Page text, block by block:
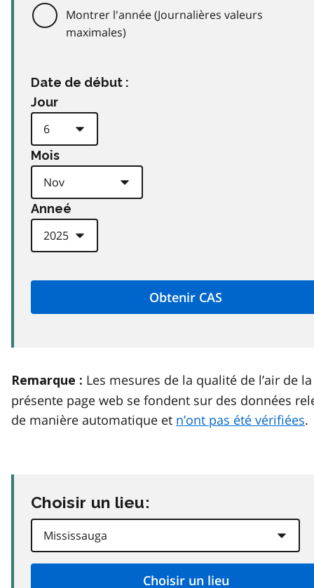
Montrer l'année (Journalières valeurs
maximales)
Date de début :
Jour
Mois
Anneé
Remarque : Les mesures de la qualité de l’air de la
présente page web se fondent sur des données
de manière automatique et n’ont pas été vérifiées.
Choisir un lieu: